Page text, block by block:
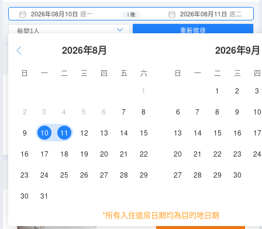
2026年08月10日 週一 2026年08月11日 週二
1 晚
2026年8月
日 一 二 三 四 五
六
1
2 3 4 5 6 7 8
9 10 11 12 13 14 15
16 17 18 19 20 21 22
23 24 25 26 27 28 29
30 31
2026年9月
日 一 二 三
四
1
2 3
6 7 8 9 10
13 14 15 16 17
20 21 22 23 24
27 28 29 30
*所有入住退房日期均為目的地日期
重新搜尋
20-25㎡ 5,7,11,28層
家庭房（頂噴花灑+記憶棉枕）
25-35㎡ 空調 淋浴